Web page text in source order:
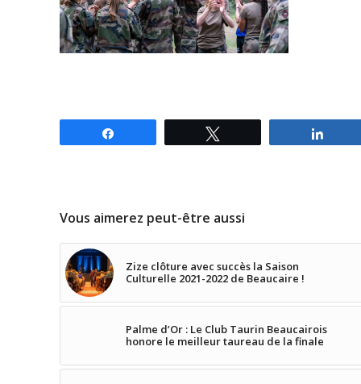
Vous aimerez peut-être aussi
Zize clôture avec succès la Saison
Culturelle 2021-2022 de Beaucaire !
Palme d’Or : Le Club Taurin Beaucairois
honore le meilleur taureau de la finale